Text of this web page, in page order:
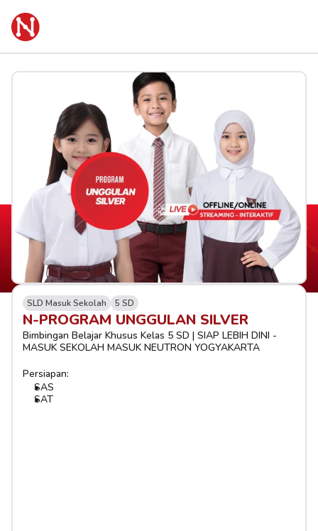
SLD Masuk Sekolah 5 SD
N-PROGRAM UNGGULAN SILVER
Bimbingan Belajar Khusus Kelas 5 SD | SIAP LEBIH DINI -
MASUK SEKOLAH MASUK NEUTRON YOGYAKARTA
Persiapan:
SAS
SAT